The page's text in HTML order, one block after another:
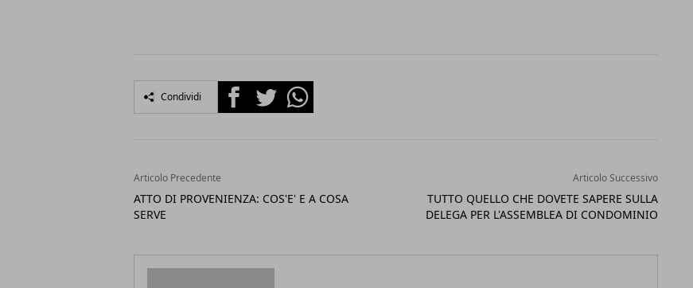
Condividi FacebookTwitterWhatsapp
Articolo Precedente
ATTO DI PROVENIENZA: COS'E' E A COSA
SERVE
Articolo Successivo
TUTTO QUELLO CHE DOVETE SAPERE SULLA
DELEGA PER L'ASSEMBLEA DI CONDOMINIO